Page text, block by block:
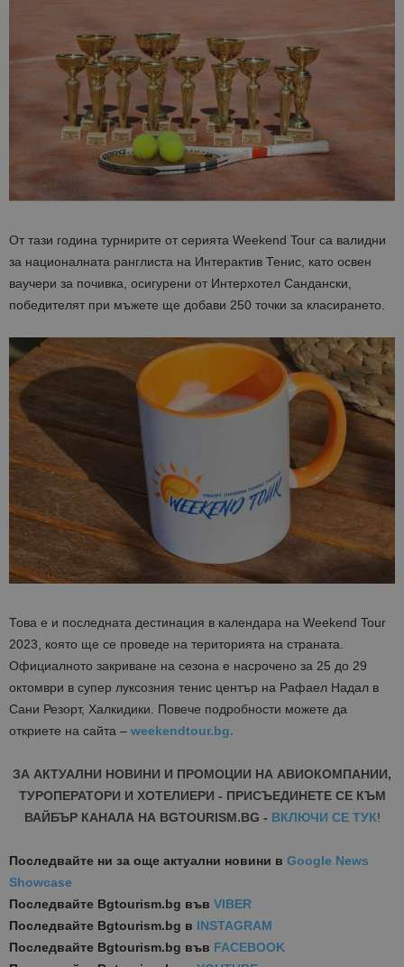
От тази година турнирите от серията Weekend Tour са валидни
за националната ранглиста на Интерактив Тенис, като освен
ваучери за почивка, осигурени от Интерхотел Сандански,
победителят при мъжете ще добави 250 точки за класирането.
Това е и последната дестинация в календара на Weekend Tour
2023, която ще се проведе на територията на страната.
Официалното закриване на сезона е насрочено за 25 до 29
октомври в супер луксозния тенис център на Рафаел Надал в
Сани Резорт, Халкидики. Повече подробности можете да
откриете на сайта – weekendtour.bg.
ЗА АКТУАЛНИ НОВИНИ И ПРОМОЦИИ НА АВИОКОМПАНИИ,
ТУРОПЕРАТОРИ И ХОТЕЛИЕРИ - ПРИСЪЕДИНЕТЕ СЕ КЪМ
ВАЙБЪР КАНАЛА НА BGTOURISM.BG - ВКЛЮЧИ СЕ ТУК!
Последвайте ни за още актуални новини в Google News
Showcase
Последвайте Bgtourism.bg във VIBER
Последвайте Bgtourism.bg в INSTAGRAM
Последвайте Bgtourism.bg във FACEBOOK